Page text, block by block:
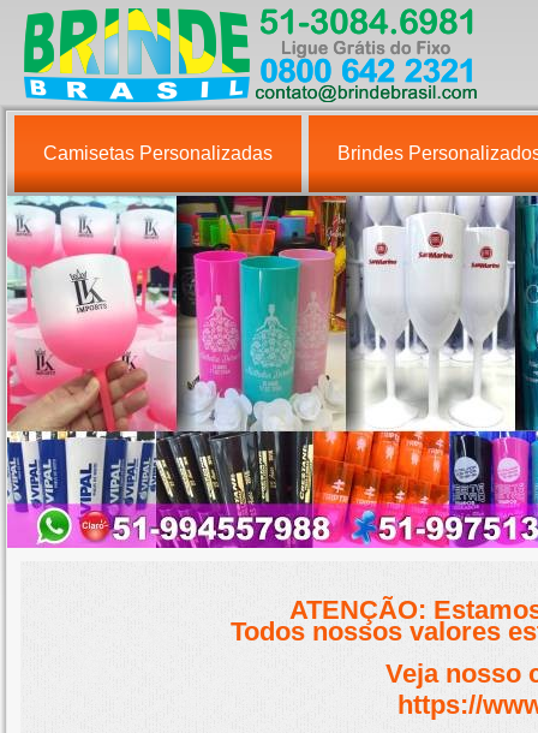
Camisetas Personalizadas Brindes
ATENÇÃO:
Todos nossos valores
Veja nosso
https://